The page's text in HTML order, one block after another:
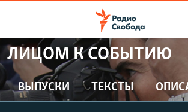
упрощенного
доступа
Вернуться
к
ПРОГРАММЫ
ПОДКАСТЫ
ЛИЦОМ К СОБЫТИЮ
ВЫПУСКИ ТЕКСТЫ